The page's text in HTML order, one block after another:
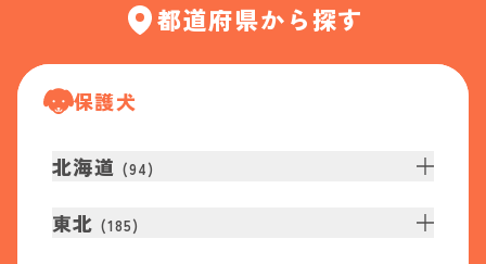
都道府県から探す
保護犬
北海道 (94)
東北 (185)